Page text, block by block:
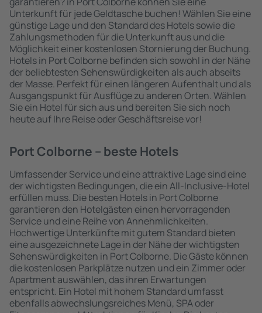
Unterkunft für jede Geldtasche buchen! Wählen Sie eine
günstige Lage und den Standard des Hotels sowie die
Zahlungsmethoden für die Unterkunft aus und die
Möglichkeit einer kostenlosen Stornierung der Buchung.
Hotels in Port Colborne befinden sich sowohl in der Nähe
der beliebtesten Sehenswürdigkeiten als auch abseits
der Masse. Perfekt für einen längeren Aufenthalt und als
Ausgangspunkt für Ausflüge zu anderen Orten. Wählen
Sie ein Hotel für sich aus und bereiten Sie sich noch
heute auf Ihre Reise oder Geschäftsreise vor!
Port Colborne – beste Hotels
Umfassender Service und eine attraktive Lage sind eine
der wichtigsten Bedingungen, die ein All-Inclusive-Hotel
erfüllen muss. Die besten Hotels in Port Colborne
garantieren den Hotelgästen einen hervorragenden
Service und eine Reihe von Annehmlichkeiten.
Hochwertige Unterkünfte mit gutem Standard bieten
eine ausgezeichnete Lage in der Nähe der wichtigsten
Sehenswürdigkeiten in Port Colborne. Die Gäste können
die kostenlosen Parkplätze nutzen und ein Zimmer oder
Apartment auswählen, das ihren Erwartungen
entspricht. Ein Hotel mit hohem Standard umfasst
ebenfalls abwechslungsreiches Menü, SPA oder